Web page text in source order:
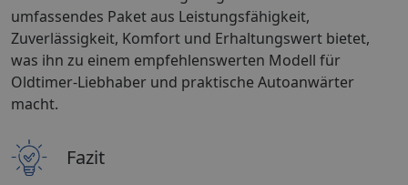
umfassendes Paket aus Leistungsfähigkeit,
Zuverlässigkeit, Komfort und Erhaltungswert bietet,
was ihn zu einem empfehlenswerten Modell für
Oldtimer-Liebhaber und praktische Autoanwärter
macht.
Fazit